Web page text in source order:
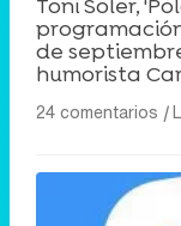
Toni Soler,
de
humorista
24 comentarios |